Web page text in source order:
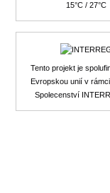
15°C / 27°C
Tento projekt je
Evropskou unií v
Spolecenství